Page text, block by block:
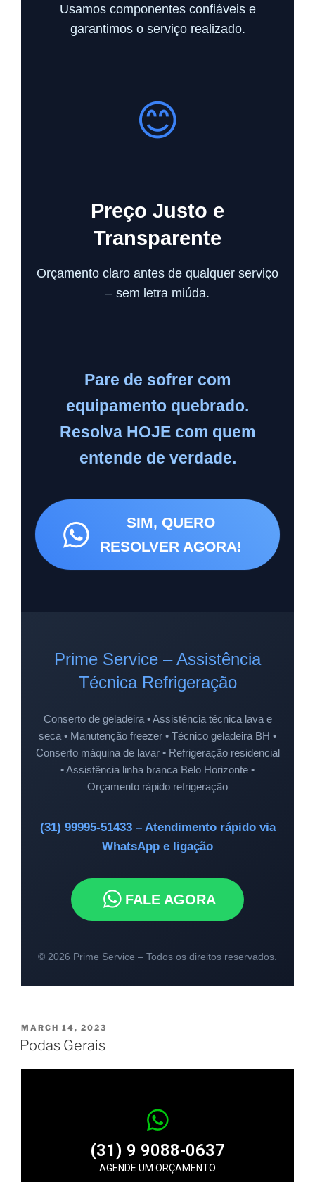
Usamos componentes confiáveis e
garantimos o serviço realizado.
😊
Preço Justo e
Transparente
Orçamento claro antes de qualquer serviço
– sem letra miúda.
Pare de sofrer com
equipamento quebrado.
Resolva HOJE com quem
entende de verdade.
SIM, QUERO
RESOLVER AGORA!
Prime Service – Assistência
Técnica Refrigeração
Conserto de geladeira • Assistência técnica lava e
seca • Manutenção freezer • Técnico geladeira BH •
Conserto máquina de lavar • Refrigeração residencial
• Assistência linha branca Belo Horizonte •
Orçamento rápido refrigeração
(31) 99995-51433 – Atendimento rápido via
WhatsApp e ligação
FALE AGORA
© 2026 Prime Service – Todos os direitos reservados.
MARCH 14, 2023
Podas Gerais
(31) 9 9088-0637
AGENDE UM ORÇAMENTO